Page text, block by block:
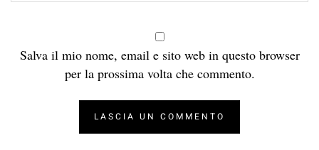
Salva il mio nome, email e sito web in questo browser
per la prossima volta che commento.